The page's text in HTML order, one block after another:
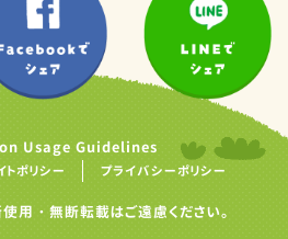
Usage Guidelines
トポリシー プライバシーポリシー
用・無断転載はご遠慮ください。